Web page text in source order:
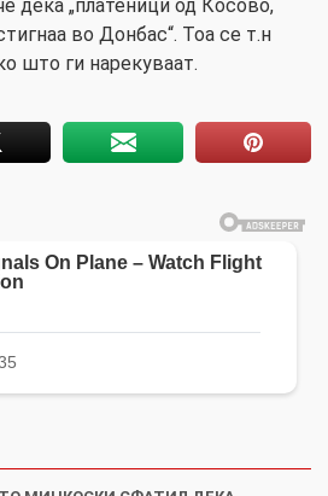
дека „платеници од Косово,
во Донбас“. Тоа се т.н
што ги нарекуваат.